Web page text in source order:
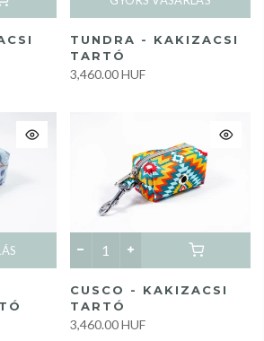
TUNDRA - KAKIZACSI
TARTÓ
3,460.00 HUF
CUSCO - KAKIZACSI
TARTÓ
3,460.00 HUF